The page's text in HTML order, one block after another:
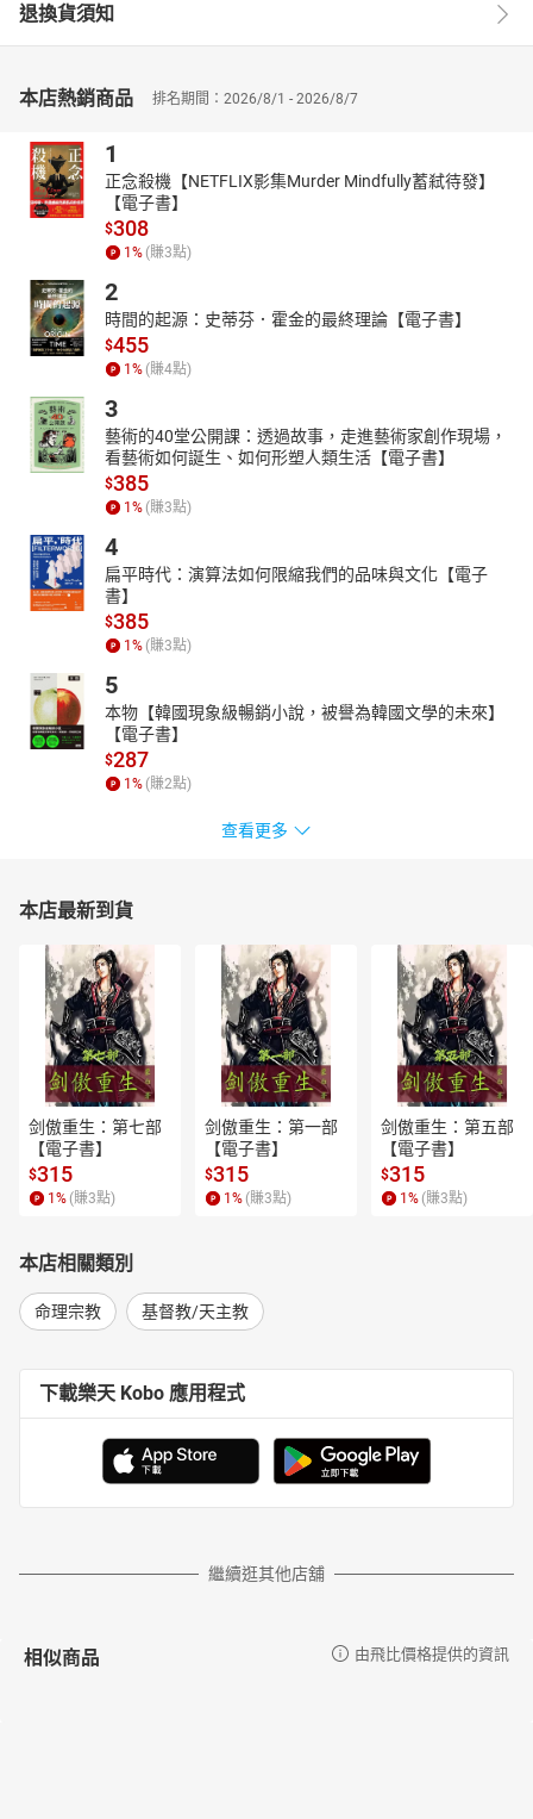
除此之外，本書也教導我們用群體的眼光來閱讀舊約，發現舊約乃
是一群上帝子民的故事；而今日的基督徒，同樣也是一群與上帝立
上的萬國中，成為「永活上帝的活見證人」。
一世紀日新月異的倫理挑戰。
【作者介紹】
萊特（Christopher J. H. Wright）
是「國際靈風合作夥伴組織」（the Langham Partnership
Christian College）院長，也在印度普納（Pune）的聯合聖經神學院
（Union Biblical Seminary）任教。著有The Uniqueness of Jesus、
Deuteronomy（New International Biblical Commentary）、《聖經
信息系列：以西結書》（
退換貨須知
本店熱銷商品 排名期間：2026/8/1 - 2026/8/7
1
正念殺機【NETFLIX影集Murder Mindfully蓄弒待發】
【電子書】
$308
1 % (賺3點)
2
時間的起源：史蒂芬．霍金的最終理論【電子書】
$455
1 % (賺4點)
3
藝術的40堂公開課：透過故事，走進藝術家創作現場，
看藝術如何誕生、如何形塑人類生活【電子書】
$385
1 % (賺3點)
4
扁平時代：演算法如何限縮我們的品味與文化【電子
書】
$385
1 % (賺3點)
5
本物【韓國現象級暢銷小說，被譽為韓國文學的未來】
【電子書】
$287
1 % (賺2點)
查看更多
本店最新到貨
剑傲重生：第七部
【電子書】
$315
1 % (賺3點)
剑傲重生：第一部
【電子書】
$315
1 % (賺3點)
剑傲重生：第五部
【電子書】
$315
1 % (賺3點)
本店相關類別
命理宗教 基督教/天主教
下載樂天 Kobo 應用程式
繼續逛其他店舖
相似商品 由飛比價格提供的資訊